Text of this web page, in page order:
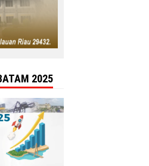
2025